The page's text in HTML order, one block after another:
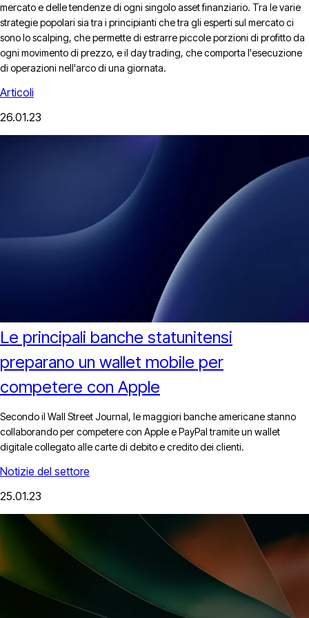
mercato e delle tendenze di ogni singolo asset finanziario. Tra le varie
strategie popolari sia tra i principianti che tra gli esperti sul mercato ci
sono lo scalping, che permette di estrarre piccole porzioni di profitto da
ogni movimento di prezzo, e il day trading, che comporta l'esecuzione
di operazioni nell'arco di una giornata.
Articoli
26.01.23
Le principali banche statunitensi
preparano un wallet mobile per
competere con Apple
Secondo il Wall Street Journal, le maggiori banche americane stanno
collaborando per competere con Apple e PayPal tramite un wallet
digitale collegato alle carte di debito e credito dei clienti.
Notizie del settore
25.01.23